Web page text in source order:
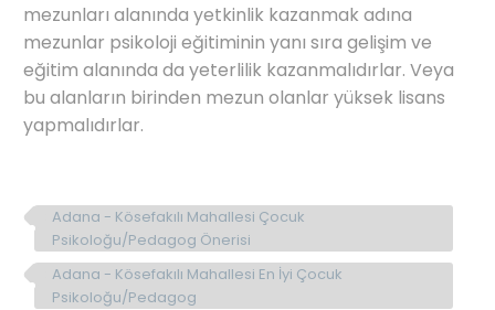
mezunları alanında yetkinlik kazanmak adına
mezunlar psikoloji eğitiminin yanı sıra gelişim ve
eğitim alanında da yeterlilik kazanmalıdırlar. Veya
bu alanların birinden mezun olanlar yüksek lisans
yapmalıdırlar.
Adana - Kösefakılı Mahallesi Çocuk
Psikoloğu/Pedagog Önerisi
Adana - Kösefakılı Mahallesi En İyi Çocuk
Psikoloğu/Pedagog